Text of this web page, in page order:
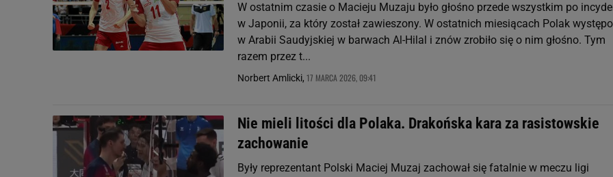
W ostatnim czasie o Macieju Muzaju było głośno przede wszystkim po
w Japonii, za który został zawieszony. W ostatnich miesiącach Polak
w Arabii Saudyjskiej w barwach Al-Hilal i znów zrobiło się o nim głośno. Tym
razem przez t...
Norbert Amlicki, 17 MARCA 2026, 09:41
Nie mieli litości dla Polaka. Drakońska kara za rasistowskie
zachowanie
Były reprezentant Polski Maciej Muzaj zachował się fatalnie w meczu ligi